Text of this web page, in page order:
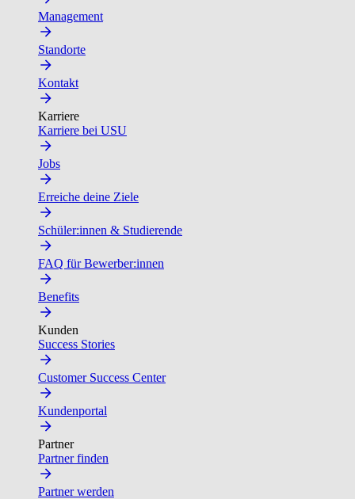
Management
Standorte
Kontakt
Karriere
Karriere bei USU
Jobs
Erreiche deine Ziele
Schüler:innen & Studierende
FAQ für Bewerber:innen
Benefits
Kunden
Success Stories
Customer Success Center
Kundenportal
Partner
Partner finden
Partner werden